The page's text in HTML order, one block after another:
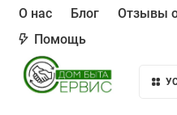
О нас Блог Отзывы
Помощь